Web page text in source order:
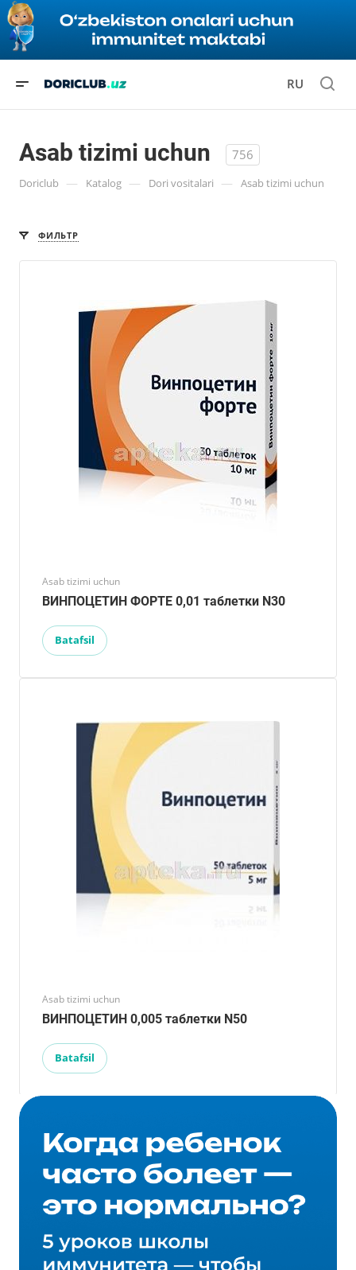
RU
Asab tizimi uchun 756
Doriclub — Katalog — Dori vositalari — Asab tizimi uchun
ФИЛЬТР
Asab tizimi uchun
ВИНПОЦЕТИН ФОРТЕ 0,01 таблетки N30
Batafsil
Asab tizimi uchun
ВИНПОЦЕТИН 0,005 таблетки N50
Batafsil